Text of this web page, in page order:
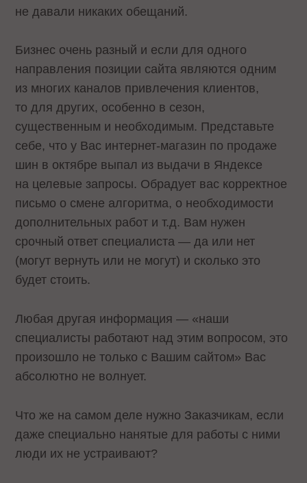
не давали никаких обещаний.
Бизнес очень разный и если для одного
направления позиции сайта являются одним
из многих каналов привлечения клиентов,
то для других, особенно в сезон,
существенным и необходимым. Представьте
себе, что у Вас интернет-магазин по продаже
шин в октябре выпал из выдачи в Яндексе
на целевые запросы. Обрадует вас корректное
письмо о смене алгоритма, о необходимости
дополнительных работ и т.д. Вам нужен
срочный ответ специалиста — да или нет
(могут вернуть или не могут) и сколько это
будет стоить.
Любая другая информация — «наши
специалисты работают над этим вопросом, это
произошло не только с Вашим сайтом» Вас
абсолютно не волнует.
Что же на самом деле нужно Заказчикам, если
даже специально нанятые для работы с ними
люди их не устраивают?